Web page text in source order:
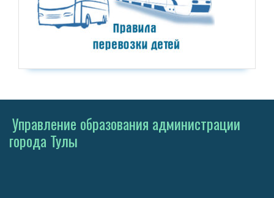
Управление образования администрации
города Тулы